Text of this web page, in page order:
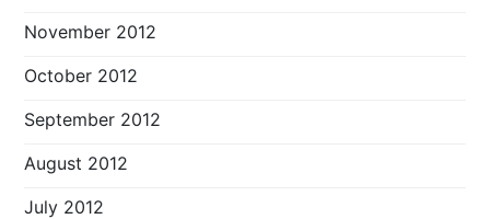
November 2012
October 2012
September 2012
August 2012
July 2012